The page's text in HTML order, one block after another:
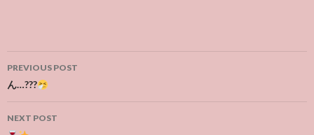
Post
navigation
PREVIOUS POST
ん…???
NEXT POST